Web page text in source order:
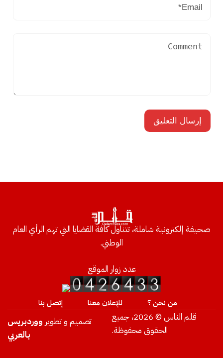
صحيفة إلكترونية شاملة، تتناول كافة القضايا التي تهم الرأي العام
الوطني.
عدد زوار الموقع
من نحن ؟ للإعلان معنا إتصل بنا
قلم الناس © 2026، جميع
الحقوق محفوظة.
تصميم و تطوير ووردبريس
بالعربي